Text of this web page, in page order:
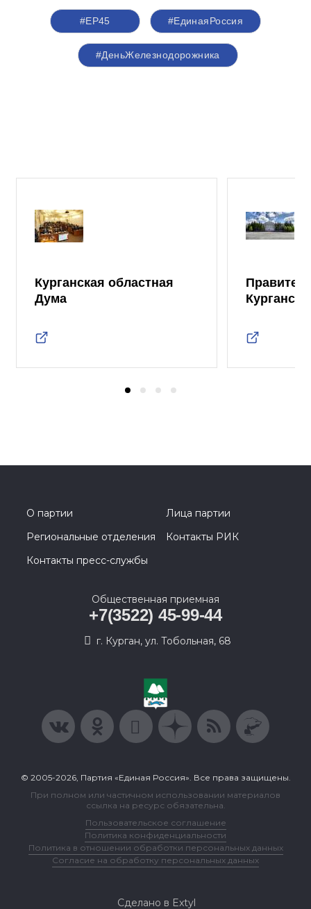
#ЕР45 #ЕдинаяРоссия
#ДеньЖелезнодорожника
Курганская областная
Дума
О партии
Лица партии
Региональные отделения
Контакты РИК
Контакты пресс-службы
Общественная приемная
+7(3522) 45-99-44
г. Курган, ул. Тобольная, 68
© 2005-2026, Партия «Единая Россия». Все права защищены.
При полном или частичном использовании материалов
ссылка на ресурс обязательна.
Пользовательское соглашение
Политика конфиденциальности
Политика в отношении обработки персональных данных
Согласие на обработку персональных данных
Сделано в Extyl